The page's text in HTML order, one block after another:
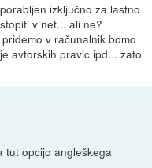
izključno za lastno
v net... ali ne?
v računalnik bomo
avtorskih pravic ipd... zato
tut opcijo angleškega